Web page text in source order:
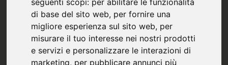
seguenti scopi: per abilitare le funzionalità
di base del sito web, per fornire una
migliore esperienza sul sito web, per
misurare il tuo interesse nei nostri prodotti
e servizi e personalizzare le interazioni di
marketing, per pubblicare annunci più